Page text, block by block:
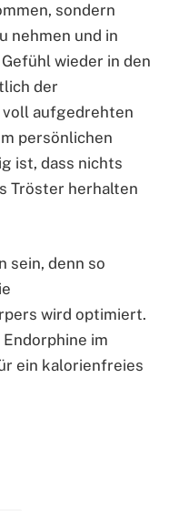
sondern
nehmen und in
wieder in den
der
voll aufgedrehten
persönlichen
ist, dass nichts
Tröster herhalten
sein, denn so
wird optimiert.
im
ein kalorienfreies